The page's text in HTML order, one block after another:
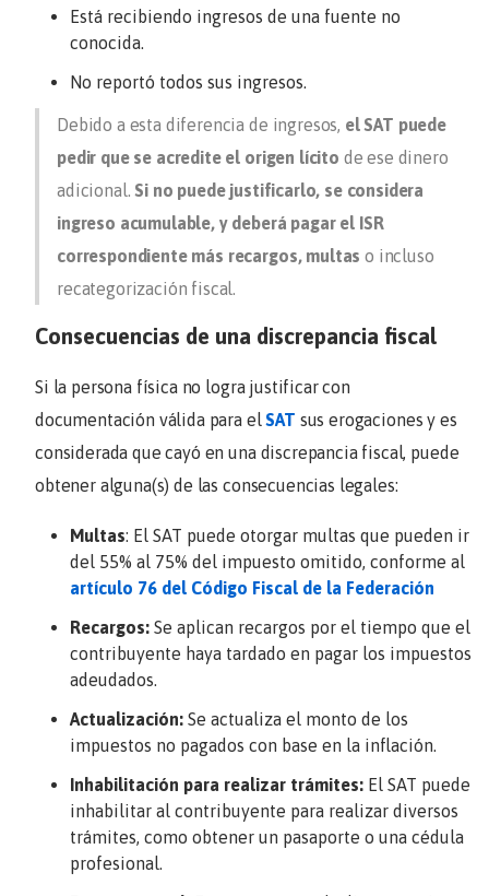
Está recibiendo ingresos de una fuente no
conocida.
No reportó todos sus ingresos.
Debido a esta diferencia de ingresos, el SAT puede
pedir que se acredite el origen lícito de ese dinero
adicional. Si no puede justificarlo, se considera
ingreso acumulable, y deberá pagar el ISR
correspondiente más recargos, multaso incluso
recategorización fiscal.
Consecuencias de una discrepancia fiscal
Si la persona física no logra justificar con
documentación válida para elSAT sus erogaciones y es
considerada que cayó en una discrepancia fiscal, puede
obtener alguna(s) de las consecuencias legales:
Multas: El SAT puede otorgar multas que pueden ir
del 55% al 75% del impuesto omitido, conforme al
artículo 76 del Código Fiscal de la Federación
Recargos: Se aplican recargos por el tiempo que el
contribuyente haya tardado en pagar los impuestos
adeudados.
Actualización: Se actualiza el monto de los
impuestos no pagados con base en la inflación.
Inhabilitación para realizar trámites: El SAT puede
inhabilitar al contribuyente para realizar diversos
trámites, como obtener un pasaporte o una cédula
profesional.